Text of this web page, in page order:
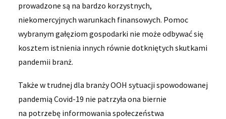
prowadzone są na bardzo korzystnych,
niekomercyjnych warunkach finansowych. Pomoc
wybranym gałęziom gospodarki nie może odbywać się
kosztem istnienia innych równie dotkniętych skutkami
pandemii branż.
Także w trudnej dla branży OOH sytuacji spowodowanej
pandemią Covid-19 nie patrzyła ona biernie
na potrzebę informowania społeczeństwa